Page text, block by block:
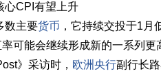
心CPI有望上升
数主要货币 ，它持续交投于1月
可能会继续形成新的一系列
》采访时， 欧洲央行副行长